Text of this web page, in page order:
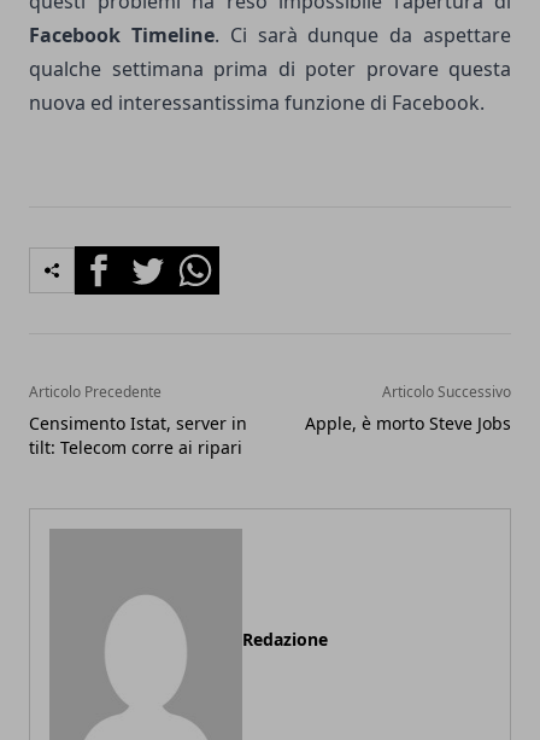
Facebook Timeline. Ci sarà dunque da aspettare
qualche settimana prima di poter provare questa
nuova ed interessantissima funzione di Facebook.
FacebookTwitterWhatsapp
Articolo Precedente
Censimento Istat, server in
tilt: Telecom corre ai ripari
Articolo Successivo
Apple, è morto Steve Jobs
Redazione